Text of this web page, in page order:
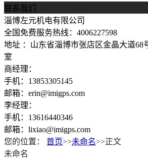
联系我们
淄博左元机电有限公司
全国免费服务热线：4006227598
地址 ：山东省淄博市张店区金晶大道68
室
商经理：
手机：13853305145
邮箱：erin@imigps.com
李经理：
手机：13616440346
邮箱：lixiao@imigps.com
您的位置：
首页>>未命名>>正文
未命名